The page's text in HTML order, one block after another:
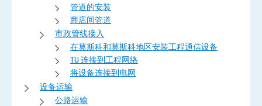
管道的安装
商店间管道
市政管线接入
在莫斯科和莫斯科地区安装工程通信设备
TU 连接到工程网络
将设备连接到电网
设备运输
公路运输